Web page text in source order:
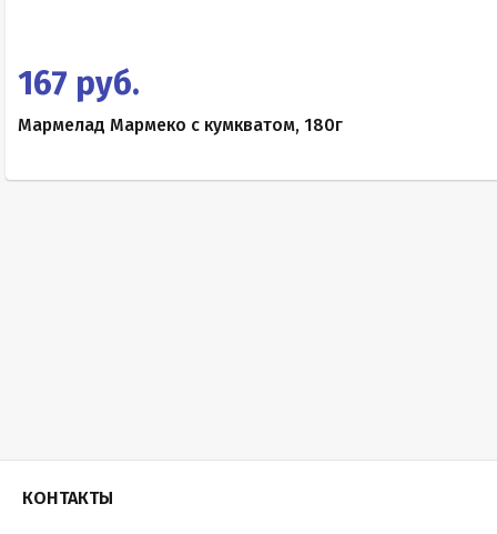
167 руб.
Мармелад Мармеко с кумкватом, 180г
КОНТАКТЫ